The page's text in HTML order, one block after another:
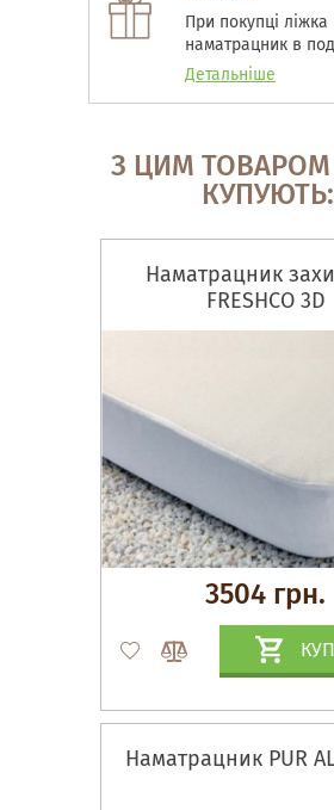
При покупці ліжка
наматрацник в
Детальніше
З ЦИМ ТОВАРОМ
КУПУЮТЬ:
Наматрацник
FRESHCO 3D
3504 грн.
Наматрацник PUR